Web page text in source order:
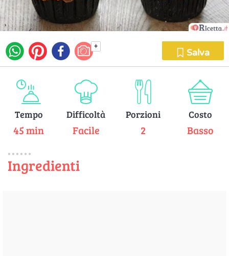
+
Salva
Tempo
45 min
Difficoltà
Facile
Porzioni
2
Costo
Basso
Ingredienti